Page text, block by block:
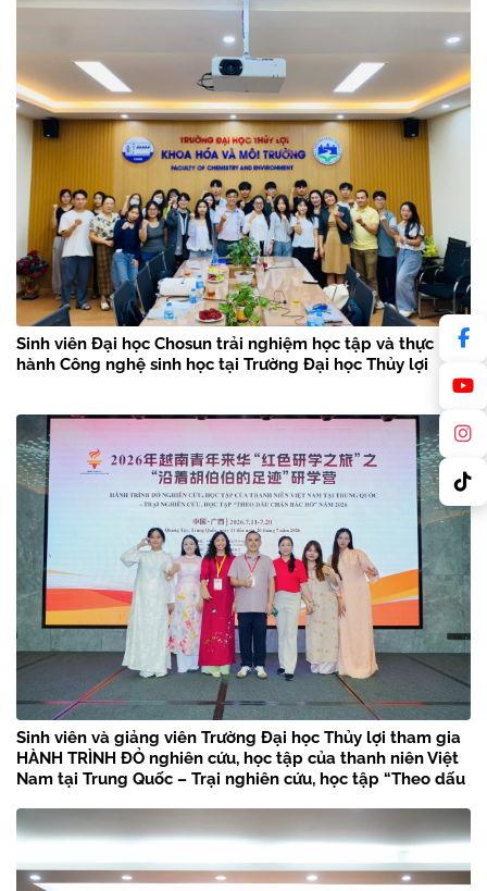
Sinh viên Đại học Chosun trải nghiệm học tập và thực
hành Công nghệ sinh học tại Trường Đại học Thủy lợi
Sinh viên và giảng viên Trường Đại học Thủy lợi tham gia
HÀNH TRÌNH ĐỎ nghiên cứu, học tập của thanh niên Việt
Nam tại Trung Quốc – Trại nghiên cứu, học tập “Theo dấu